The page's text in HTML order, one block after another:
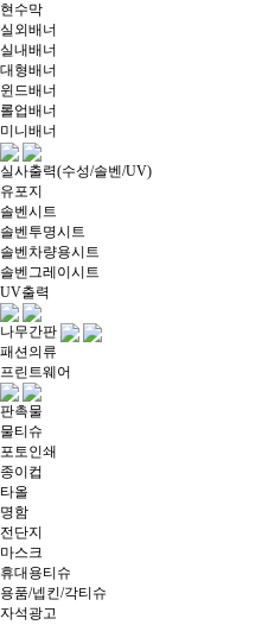
현수막
실외배너
실내배너
대형배너
윈드배너
롤업배너
미니배너
실사출력(수성/솔벤/UV)
유포지
솔벤시트
솔벤투명시트
솔벤차량용시트
솔벤그레이시트
UV출력
나무간판
패션의류
프린트웨어
판촉물
물티슈
포토인쇄
종이컵
타올
명함
전단지
마스크
휴대용티슈
용품/넵킨/각티슈
자석광고